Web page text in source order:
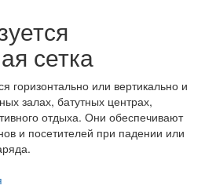
сетка
горизонтально или вертикально и
залах, батутных центрах,
отдыха. Они обеспечивают
и посетителей при падении или